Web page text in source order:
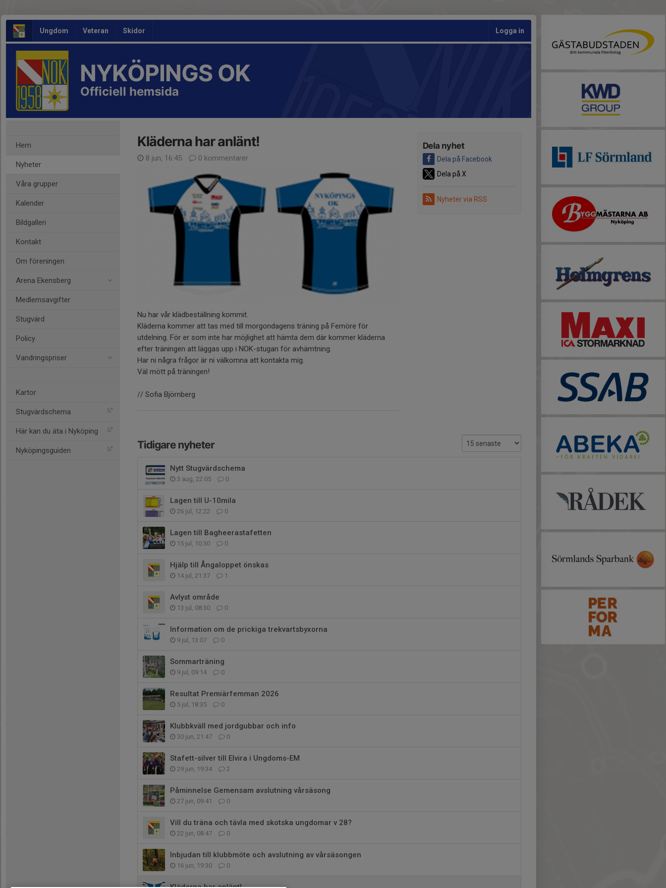
Ungdom Veteran Skidor Logga in
NYKÖPINGS OK
Officiell hemsida
Hem
Nyheter
Våra grupper
Kalender
Bildgalleri
Kontakt
Om föreningen
Arena Ekensberg
Medlemsavgifter
Stugvärd
Policy
Vandringspriser
Kartor
Stugvärdschema
Här kan du äta i Nyköping
Nyköpingsguiden
Dela nyhet
Dela på Facebook
Dela på X
Nyheter via RSS
Kläderna har anlänt!
8 jun, 16:45 0 kommentarer
Nu har vår klädbeställning kommit.
Kläderna kommer att tas med till morgondagens träning på Femöre för
utdelning. För er som inte har möjlighet att hämta dem där kommer kläderna
efter träningen att läggas upp i NOK-stugan för avhämtning.
Har ni några frågor är ni välkomna att kontakta mig.
Väl mött på träningen!
// Sofia Björnberg
Tidigare nyheter
Nytt Stugvärdschema
3 aug, 22:05 0
Lagen till U-10mila
26 jul, 12:22 0
Lagen till Bagheerastafetten
15 jul, 10:30 0
Hjälp till Ångaloppet önskas
14 jul, 21:37 1
Avlyst område
13 jul, 08:30 0
Information om de prickiga trekvartsbyxorna
9 jul, 13:07 0
Sommarträning
9 jul, 09:14 0
Resultat Premiärfemman 2026
5 jul, 18:35 0
Klubbkväll med jordgubbar och info
30 jun, 21:47 0
Stafett-silver till Elvira i Ungdoms-EM
29 jun, 19:34 2
Påminnelse Gemensam avslutning vårsäsong
27 jun, 09:41 0
Vill du träna och tävla med skotska ungdomar v 28?
22 jun, 08:47 0
Inbjudan till klubbmöte och avslutning av vårsäsongen
16 jun, 19:30 0